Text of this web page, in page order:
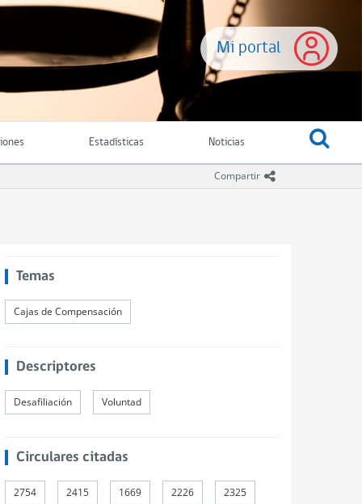
Mi portal
Estadísticas Noticias
Compartir icono compartir
Temas
Cajas de Compensación
Descriptores
Desafiliación Voluntad
Circulares citadas
2754 2415 1669 2226 2325